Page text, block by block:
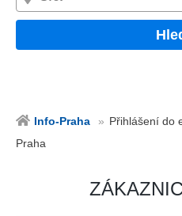
Info-Praha
Přihlášení do
Praha